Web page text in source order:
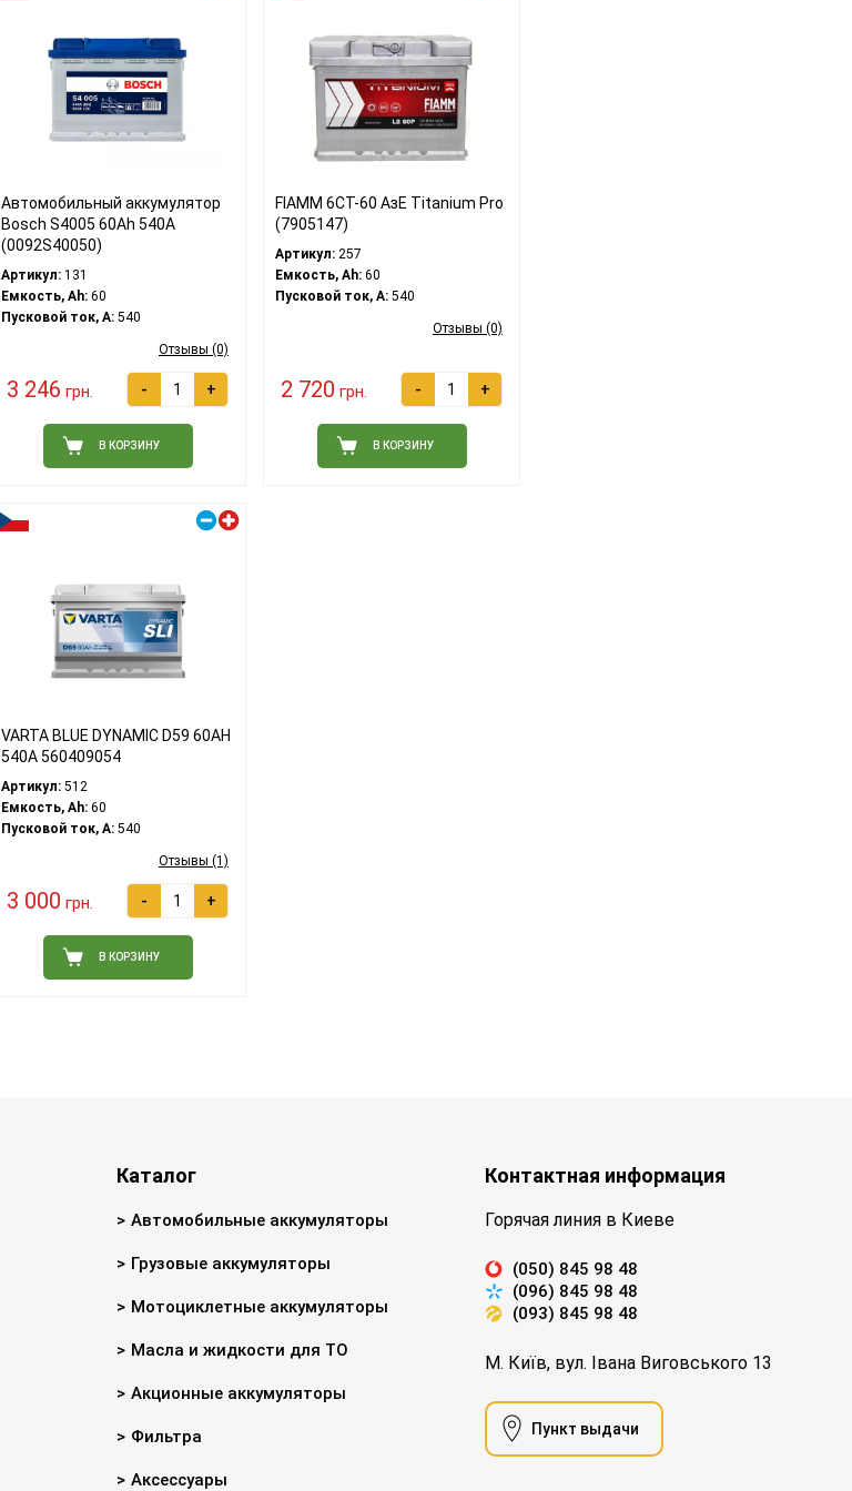
Автомобильный аккумулятор
Bosch S4005 60Ah 540A
(0092S40050)
Артикул: 131
Емкость, Ah: 60
Пусковой ток, A: 540
Отзывы (0)
3 246 грн. - +
В КОРЗИНУ
FIAMM 6СТ-60 АзЕ Titanium Pro
(7905147)
Артикул: 257
Емкость, Ah: 60
Пусковой ток, A: 540
Отзывы (0)
2 720 грн. - +
В КОРЗИНУ
VARTA BLUE DYNAMIC D59 60АH
540A 560409054
Артикул: 512
Емкость, Ah: 60
Пусковой ток, A: 540
Отзывы (1)
3 000 грн. - +
В КОРЗИНУ
Каталог
Автомобильные аккумуляторы
Грузовые аккумуляторы
Мотоциклетные аккумуляторы
Масла и жидкости для ТО
Акционные аккумуляторы
Фильтра
Аксессуары
Контактная информация
Горячая линия в Киеве
(050) 845 98 48
(096) 845 98 48
(093) 845 98 48
М. Київ, вул. Івана Виговського 13
Пункт выдачи